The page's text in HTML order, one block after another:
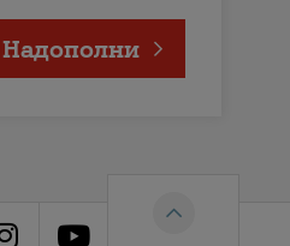
Надополни